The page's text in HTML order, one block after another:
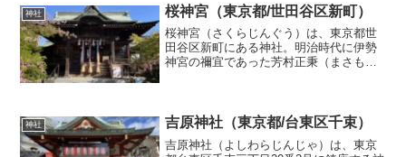
する白山公園では、約3...
神社 桜神宮（東京都/世田谷区新町）
桜神宮（さくらじんぐう）は、東京都世
田谷区新町にある神社。明治時代に伊勢
神宮の禰宜であった芳村正秉（まさも
継がれた古式神道を人々に対...
神社 吉原神社（東京都/台東区千束）
吉原神社（よしわらじんじゃ）は、東京